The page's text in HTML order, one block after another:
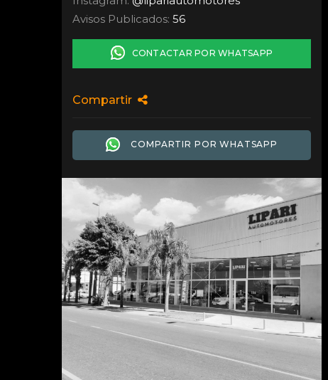
Avisos Publicados: 56
CONTACTAR POR WHATSAPP
Compartir
COMPARTIR POR WHATSAPP